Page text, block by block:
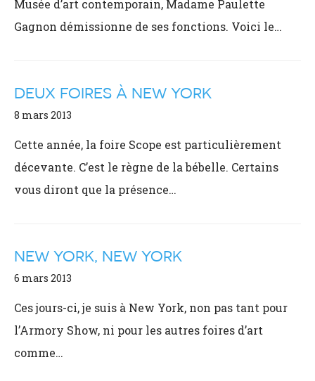
Musée d’art contemporain, Madame Paulette
Gagnon démissionne de ses fonctions. Voici le…
DEUX FOIRES À NEW YORK
8 mars 2013
Cette année, la foire Scope est particulièrement
décevante. C’est le règne de la bébelle. Certains
vous diront que la présence…
NEW YORK, NEW YORK
6 mars 2013
Ces jours-ci, je suis à New York, non pas tant pour
l’Armory Show, ni pour les autres foires d’art
comme…